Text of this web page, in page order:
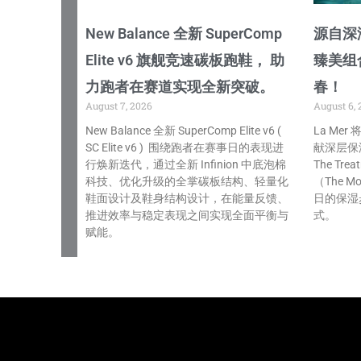
New Balance 全新 SuperComp
Elite v6 旗舰竞速碳板跑鞋， 助
力跑者在赛道实现全新突破。
August 7, 2026
New Balance 全新 SuperComp Elite v6 (
SC Elite v6 ) 围绕跑者在赛事日的表现进
行焕新迭代，通过全新 Infinion 中底泡棉
科技、优化升级的全掌碳板结构、轻量化
鞋面设计及鞋身结构设计，在能量反馈、
推进效率与稳定表现之间实现全面平衡与
赋能。
源自深
臻美组
春！
August 6,
La Mer
献深层
The
（The
日的保
式。